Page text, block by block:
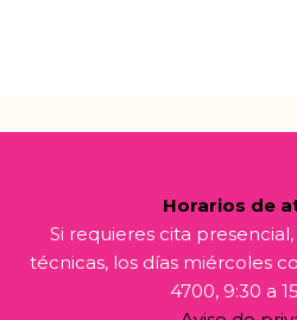
Horarios de
Si requieres cita
técnicas, los días miércoles
4700, 9:30 a